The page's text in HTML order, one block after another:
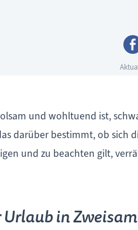
und wohltuend ist,
darüber bestimmt, ob
und zu beachten gilt,
in